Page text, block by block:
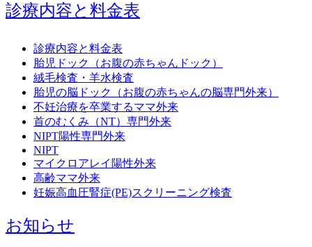
診療内容と料金表
診療内容と料金表
胎児ドック（お腹の赤ちゃんドック）
絨毛検査・羊水検査
胎児の脳ドック（お腹の赤ちゃんの脳専門外来）
不妊治療を卒業するママ外来
首のむくみ（NT）専門外来
NIPT陽性専門外来
NIPT
マイクロアレイ陽性外来
高齢ママ外来
妊娠高血圧腎症(PE)スクリーニング検査
お知らせ